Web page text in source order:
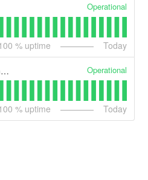
Operational
% uptime Today
Management Portal (example) Operational
% uptime Today